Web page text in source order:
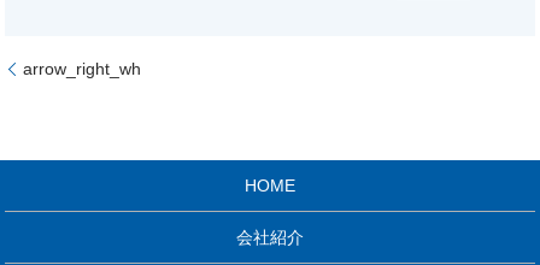
arrow_right_wh
HOME
会社紹介